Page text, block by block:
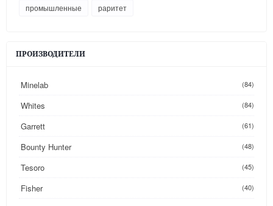
промышленные
раритет
ПРОИЗВОДИТЕЛИ
Minelab (84)
Whites (84)
Garrett (61)
Bounty Hunter (48)
Tesoro (45)
Fisher (40)